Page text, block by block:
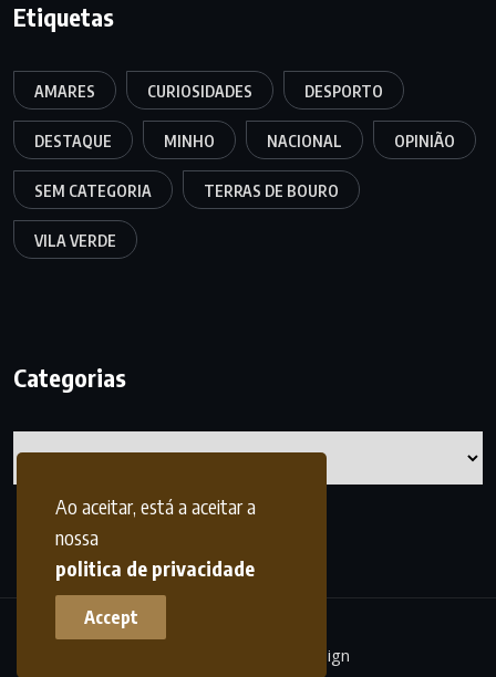
Ao aceitar, está a aceitar a
nossa
politica de privacidade
Accept
Etiquetas
AMARES CURIOSIDADES DESPORTO
DESTAQUE MINHO NACIONAL OPINIÃO
SEM CATEGORIA TERRAS DE BOURO
VILA VERDE
Categorias
frdesign